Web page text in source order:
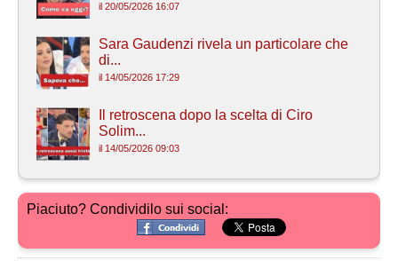
il 20/05/2026 16:07
Sara Gaudenzi rivela un particolare che
di...
il 14/05/2026 17:29
Il retroscena dopo la scelta di Ciro
Solim...
il 14/05/2026 09:03
Piaciuto? Condividilo sui social: